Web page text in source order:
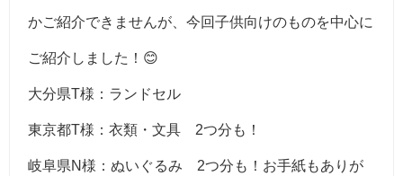
かご紹介できませんが、今回子供向けのものを中心に
ご紹介しました！😊
大分県T様：ランドセル
東京都T様：衣類・文具 2つ分も！
岐阜県N様：ぬいぐるみ 2つ分も！お手紙もありが